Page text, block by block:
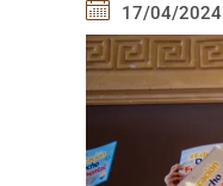
17/04/2024